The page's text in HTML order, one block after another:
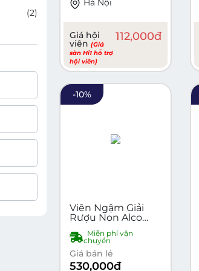
(2)
Hà Nội
Giá hội
viên(Giá
sàn Hi1 hỗ trợ
hội viên)
112,000đ
-10%
Viên Ngậm Giải
Rượu Non Alco
hộp 12 viên giải
rượu chỉ sau 40
phút-Hạ Nồng Độ
Cồn, Tỉnh Táo Tức
Thì
Miễn phí vận
chuyển
Giá bán lẻ
530,000đ